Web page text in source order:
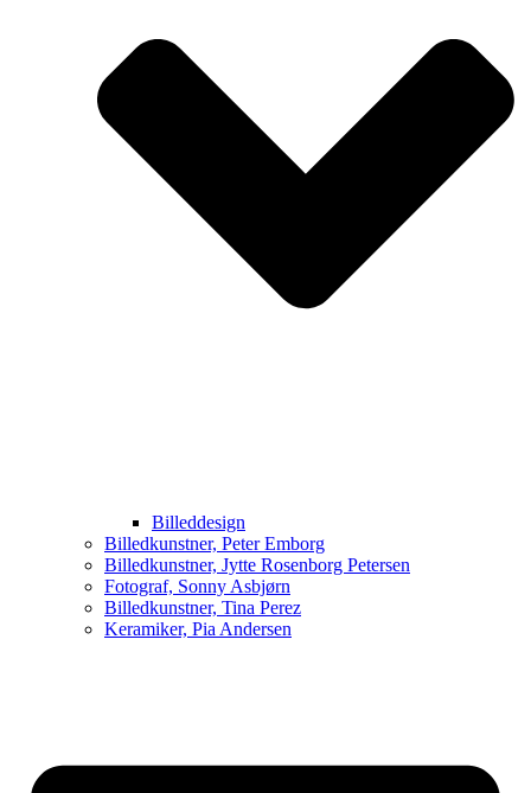
Billeddesign
Billedkunstner, Peter Emborg
Billedkunstner, Jytte Rosenborg Petersen
Fotograf, Sonny Asbjørn
Billedkunstner, Tina Perez
Keramiker, Pia Andersen